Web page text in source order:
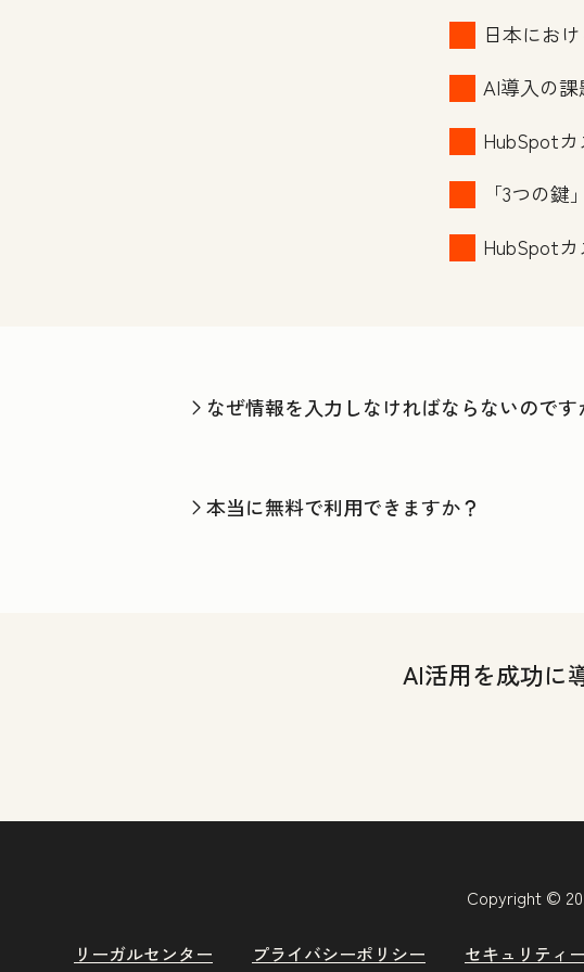
日本にお
AI導入の
HubSpot
「3つの
HubSpot
なぜ情報を入力しなければならないのです
本当に無料で利用できますか？
AI活用を成功に
Copyright ©
リーガルセンター プライバシーポリシー セキュリティー